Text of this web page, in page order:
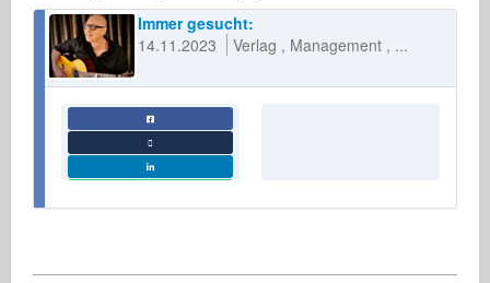
Immer gesucht:
14.11.2023
Verlag Management ...